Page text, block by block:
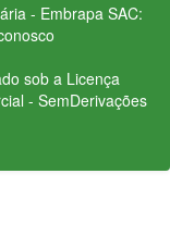
- Embrapa SAC:
sob a Licença
- SemDerivações